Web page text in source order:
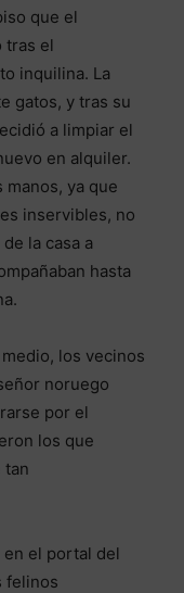
que el
tras el
inquilina. La
gatos, y tras su
a limpiar el
en alquiler.
manos, ya que
inservibles, no
la casa a
hasta
los vecinos
noruego
por el
los que
tan
en el portal del
felinos